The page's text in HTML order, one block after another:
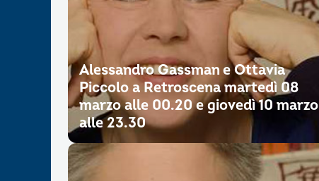
Alessandro Gassman e Ottavia
Piccolo a Retroscena martedì 08
marzo alle 00.20 e giovedì 10 marzo
alle 23.30